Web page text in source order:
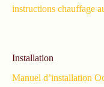
instructions chauffage
Installation
Manuel d’installation